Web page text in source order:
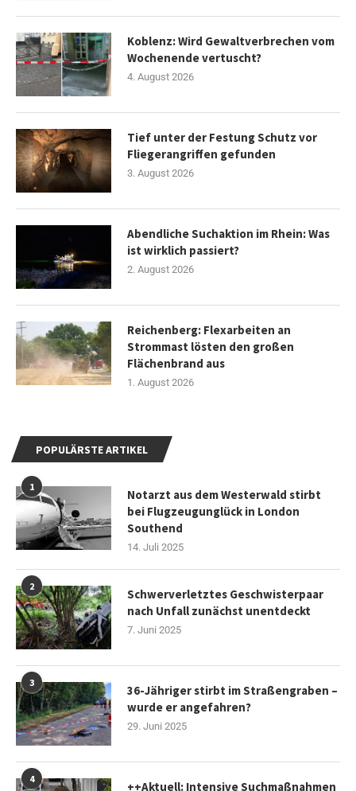
Koblenz: Wird Gewaltverbrechen vom
Wochenende vertuscht?
4. August 2026
Tief unter der Festung Schutz vor
Fliegerangriffen gefunden
3. August 2026
Abendliche Suchaktion im Rhein: Was
ist wirklich passiert?
2. August 2026
Reichenberg: Flexarbeiten an
Strommast lösten den großen
Flächenbrand aus
1. August 2026
POPULÄRSTE ARTIKEL
1
Notarzt aus dem Westerwald stirbt
bei Flugzeugunglück in London
Southend
14. Juli 2025
2
Schwerverletztes Geschwisterpaar
nach Unfall zunächst unentdeckt
7. Juni 2025
3
36-Jähriger stirbt im Straßengraben –
wurde er angefahren?
29. Juni 2025
4
++Aktuell: Intensive Suchmaßnahmen